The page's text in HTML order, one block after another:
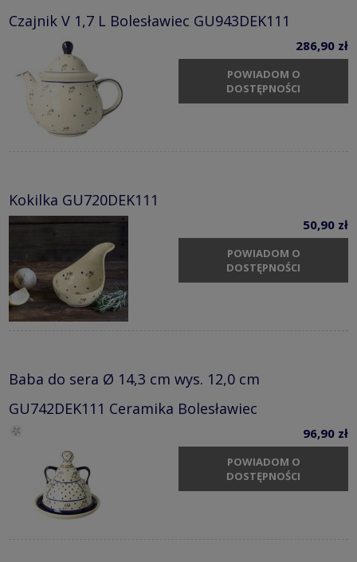
Czajnik V 1,7 L Bolesławiec GU943DEK111
286,90 zł
POWIADOM O
DOSTĘPNOŚCI
Kokilka GU720DEK111
50,90 zł
POWIADOM O
DOSTĘPNOŚCI
Baba do sera Ø 14,3 cm wys. 12,0 cm
GU742DEK111 Ceramika Bolesławiec
96,90 zł
POWIADOM O
DOSTĘPNOŚCI